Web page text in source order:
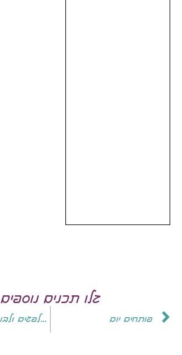
גלו תכנים נוספים
איפה להתנדב: מי רוצה לסייע לפגים ולבני משפחותיהם? פותחים יום